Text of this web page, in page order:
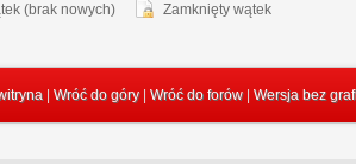
(brak nowych)
Zamknięty wątek
Wróć do góry| Wróć do forów| Wersja bez